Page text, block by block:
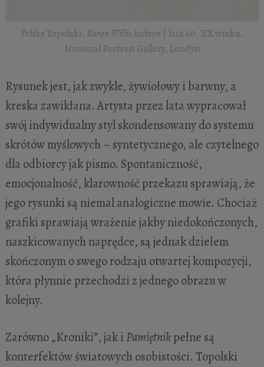
Feliks Topolski, Baron Willis Jackson | lata 60. XX wieku,
National Portrait Gallery, Londyn
Rysunek jest, jak zwykle, żywiołowy i barwny, a
kreska zawikłana. Artysta przez lata wypracował
swój indywidualny styl skondensowany do systemu
skrótów myślowych – syntetycznego, ale czytelnego
dla odbiorcy jak pismo. Spontaniczność,
emocjonalność, klarowność przekazu sprawiają, że
jego rysunki są niemal analogiczne mowie. Chociaż
grafiki sprawiają wrażenie jakby niedokończonych,
naszkicowanych naprędce, są jednak dziełem
skończonym o swego rodzaju otwartej kompozycji,
która płynnie przechodzi z jednego obrazu w
kolejny.
Zarówno „Kroniki”, jak i Pamiętnikpełne są
konterfektów światowych osobistości. Topolski